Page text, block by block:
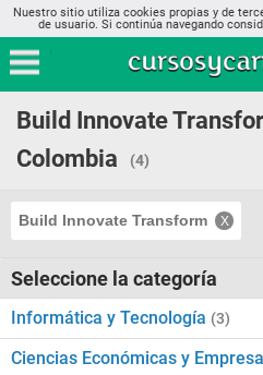
Nuestro sitio utiliza cookies propias y de
de usuario. Si continúa navegando
Build Innovate
Colombia
(4)
Build Innovate Transform
Seleccione la categoría
Informática y Tecnología (3)
Ciencias Económicas y